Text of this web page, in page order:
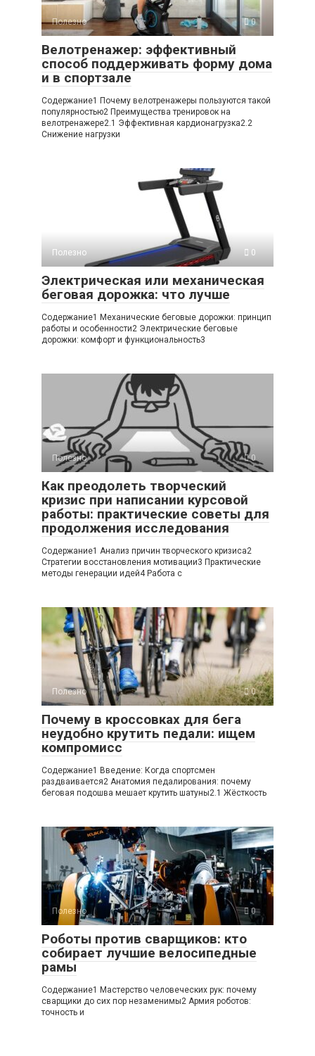
Полезно 0
Велотренажер: эффективный
способ поддерживать форму дома
и в спортзале
Содержание1 Почему велотренажеры пользуются такой
популярностью2 Преимущества тренировок на
велотренажере2.1 Эффективная кардионагрузка2.2
Снижение нагрузки
Полезно 0
Электрическая или механическая
беговая дорожка: что лучше
Содержание1 Механические беговые дорожки: принцип
работы и особенности2 Электрические беговые
дорожки: комфорт и функциональность3
Полезно 0
Как преодолеть творческий
кризис при написании курсовой
работы: практические советы для
продолжения исследования
Содержание1 Анализ причин творческого кризиса2
Стратегии восстановления мотивации3 Практические
методы генерации идей4 Работа с
Полезно 0
Почему в кроссовках для бега
неудобно крутить педали: ищем
компромисс
Содержание1 Введение: Когда спортсмен
раздваивается2 Анатомия педалирования: почему
беговая подошва мешает крутить шатуны2.1 Жёсткость
Полезно 0
Роботы против сварщиков: кто
собирает лучшие велосипедные
рамы
Содержание1 Мастерство человеческих рук: почему
сварщики до сих пор незаменимы2 Армия роботов:
точность и